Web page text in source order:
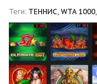
Теги: ТЕННИС, WTA 1000,